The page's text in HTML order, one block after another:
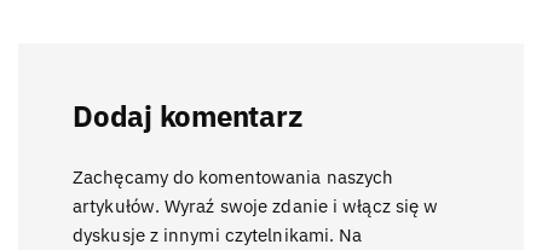
Dodaj komentarz
Zachęcamy do komentowania naszych
artykułów. Wyraź swoje zdanie i włącz się w
dyskusje z innymi czytelnikami. Na